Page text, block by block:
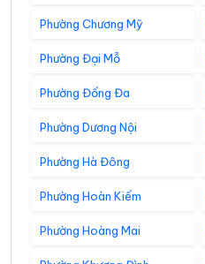
Phường Chương Mỹ
Phường Đại Mỗ
Phường Đống Đa
Phường Dương Nội
Phường Hà Đông
Phường Hoàn Kiếm
Phường Hoàng Mai